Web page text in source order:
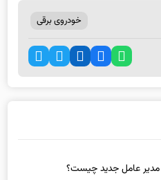
خودروی برقی
مدیر عامل جدید چیست؟